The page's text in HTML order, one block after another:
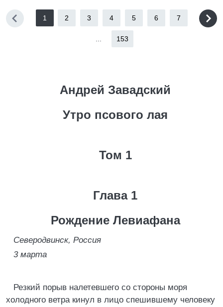
1 2 3 4 5 6 7
153
Андрей Завадский
Утро псового лая
Том 1
Глава 1
Рождение Левиафана
Северодвинск, Россия
3 марта
Резкий порыв налетевшего со стороны моря
холодного ветра кинул в лицо спешившему человеку